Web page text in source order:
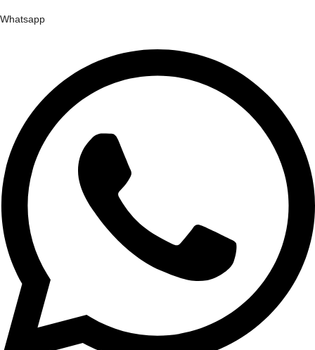
Whatsapp